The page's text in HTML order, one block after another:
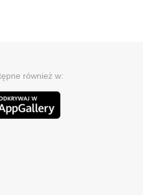
również w: